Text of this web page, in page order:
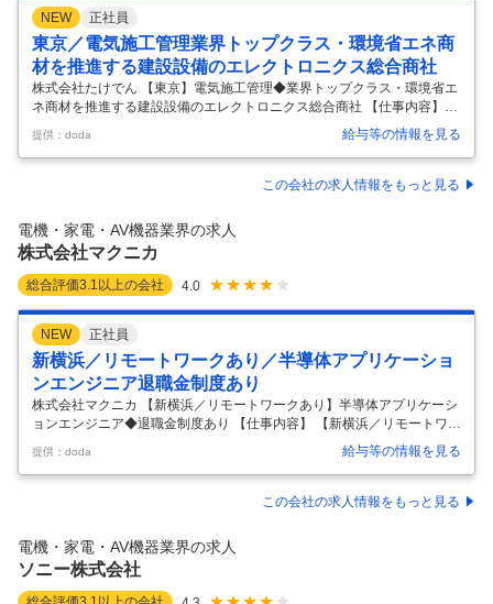
NEW 正社員
東京／電気施工管理業界トップクラス・環境省エネ商
材を推進する建設設備のエレクトロニクス総合商社
株式会社たけでん 【東京】電気施工管理◆業界トップクラス・環境省エ
ネ商材を推進する建設設備のエレクトロニクス総合商社 【仕事内容】
【東京】電気施工管理◆業界トップクラス・環境省エネ商材を推進する
建設設備のエレクトロニクス総合商社 【具体的な仕事内容】 【建築設備
総合卸売商社という位置づけで仕入先1,500社超／独自のトータルエネ
ルギーソリューション営業体制を展開／圧倒的に強い提案力】 ■採用背
ニーズの多様化により、モノ+コトに対する要望が増えてきました。 総
合エンジニアリング商社として、設計から施工までをワンストップでご
提案す…
提供：doda 給与等の情報を見る
この会社の求人情報をもっと見る
電機・家電・AV機器業界の求人
株式会社マクニカ
総合評価3.1 以上の会社 4.0
NEW 正社員
新横浜／リモートワークあり／半導体アプリケーショ
ンエンジニア退職金制度あり
株式会社マクニカ 【新横浜／リモートワークあり】半導体アプリケーシ
ョンエンジニア◆退職金制度あり 【仕事内容】 【新横浜／リモートワー
クあり】半導体アプリケーションエンジニア◆退職金制度あり 【具体的
な仕事内容】 ～顧客は日本を代表する大手メーカーです／年間休日125
日～ ■業務内容 完成品メーカーの製品へ組み込まれる最適な半導体、最
適な使い方を理解し、技術的観点からの営業職と共に提案・サポートを
取る先見性と、優れた技術を見つけ出す発掘力で、新たな市場を創造す
ることを得意とします。半導体アプリケーションエンジニアが担う役割
は、市…
提供：doda 給与等の情報を見る
この会社の求人情報をもっと見る
電機・家電・AV機器業界の求人
ソニー株式会社